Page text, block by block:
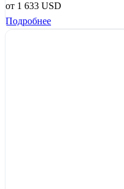
от 1 633 USD
Подробнее